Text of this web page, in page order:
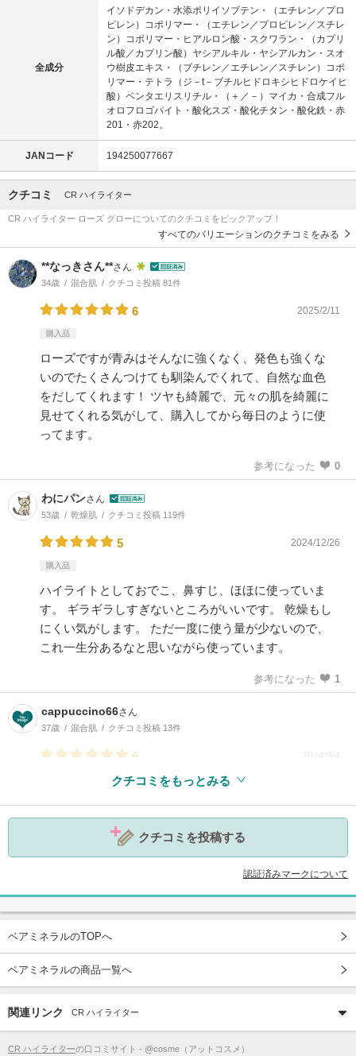
全成分
イソドデカン・水添ポリイソブテン・（エチレン／プロ
ピレン）コポリマー・（エチレン／プロピレン／スチレ
ン）コポリマー・ヒアルロン酸・スクワラン・（カプリ
ル酸／カプリン酸）ヤシアルキル・ヤシアルカン・スオ
ウ樹皮エキス・（ブチレン／エチレン／スチレン）コポ
リマー・テトラ（ジ－t－ブチルヒドロキシヒドロケイヒ
酸）ペンタエリスリチル・（＋／－）マイカ・合成フル
オロフロゴパイト・酸化スズ・酸化チタン・酸化鉄・赤
201・赤202。
JANコード 194250077667
クチコミ CR ハイライター
CR ハイライター ローズ グローについてのクチコミをピックアップ！
すべてのバリエーションのクチコミをみる
**なっきさん**さん
34歳 混合肌 クチコミ投稿 81件
6 2025/2/11
購入品
ローズですが青みはそんなに強くなく、発色も強くな
いのでたくさんつけても馴染んでくれて、自然な血色
をだしてくれます！ ツヤも綺麗で、元々の肌を綺麗に
見せてくれる気がして、購入してから毎日のように使
ってます。
参考になった 0
わにパンさん
53歳 乾燥肌 クチコミ投稿 119件
5 2024/12/26
購入品
ハイライトとしておでこ、鼻すじ、ほほに使っていま
す。 ギラギラしすぎないところがいいです。 乾燥もし
にくい気がします。 ただ一度に使う量が少ないので、
これ一生分あるなと思いながら使っています。
参考になった 1
cappuccino66さん
37歳 混合肌 クチコミ投稿 13件
6 2024/9/4
クチコミをもっとみる
クチコミを投稿する
認証済みマークについて
ベアミネラルのTOPへ
ベアミネラルの商品一覧へ
関連リンク CR ハイライター
CR ハイライターの口コミサイト - @cosme（アットコスメ）